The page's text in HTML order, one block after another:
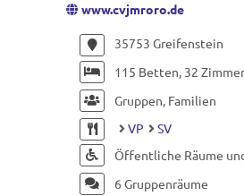
www.cvjmroro.de
35753 Greifenstein
115 Betten, 32 Zimmer
Gruppen, Familien
VP
SV
Öffentliche Räume
6 Gruppenräume